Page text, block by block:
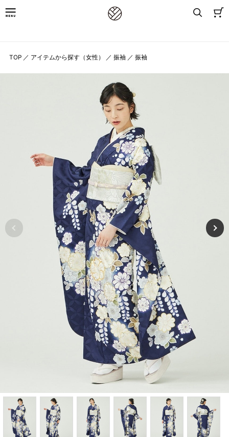
TOP ／ アイテムから探す（女性） ／ 振袖 ／ 振袖